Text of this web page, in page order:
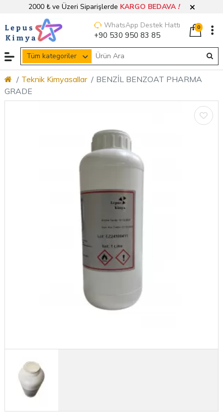
2000 ₺ ve Üzeri Siparişlerde KARGO BEDAVA!
Tüm kategoriler
WhatsApp Destek Hattı
+90 530 950 83 85
0
Teknik Kimyasallar
BENZİL BENZOAT PHARMA
GRADE